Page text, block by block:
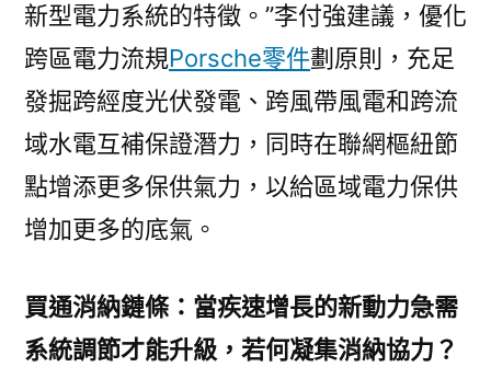
新型電力系統的特徵。”李付強建議，優化
跨區電力流規Porsche零件劃原則，充足
發掘跨經度光伏發電、跨風帶風電和跨流
域水電互補保證潛力，同時在聯網樞紐節
點增添更多保供氣力，以給區域電力保供
增加更多的底氣。
買通消納鏈條：當疾速增長的新動力急需
系統調節才能升級，若何凝集消納協力？